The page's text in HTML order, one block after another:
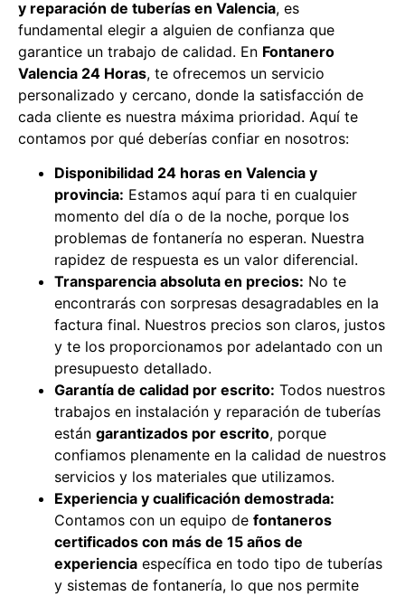
y reparación de tuberías en Valencia, es
fundamental elegir a alguien de confianza que
garantice un trabajo de calidad. En Fontanero
Valencia 24 Horas, te ofrecemos un servicio
personalizado y cercano, donde la satisfacción de
cada cliente es nuestra máxima prioridad. Aquí te
contamos por qué deberías confiar en nosotros:
Disponibilidad 24 horas en Valencia y
provincia: Estamos aquí para ti en cualquier
momento del día o de la noche, porque los
problemas de fontanería no esperan. Nuestra
rapidez de respuesta es un valor diferencial.
Transparencia absoluta en precios: No te
encontrarás con sorpresas desagradables en la
factura final. Nuestros precios son claros, justos
y te los proporcionamos por adelantado con un
presupuesto detallado.
Garantía de calidad por escrito: Todos nuestros
trabajos en instalación y reparación de tuberías
están garantizados por escrito, porque
confiamos plenamente en la calidad de nuestros
servicios y los materiales que utilizamos.
Experiencia y cualificación demostrada:
Contamos con un equipo de fontaneros
certificados con más de 15 años de
experiencia específica en todo tipo de tuberías
y sistemas de fontanería, lo que nos permite